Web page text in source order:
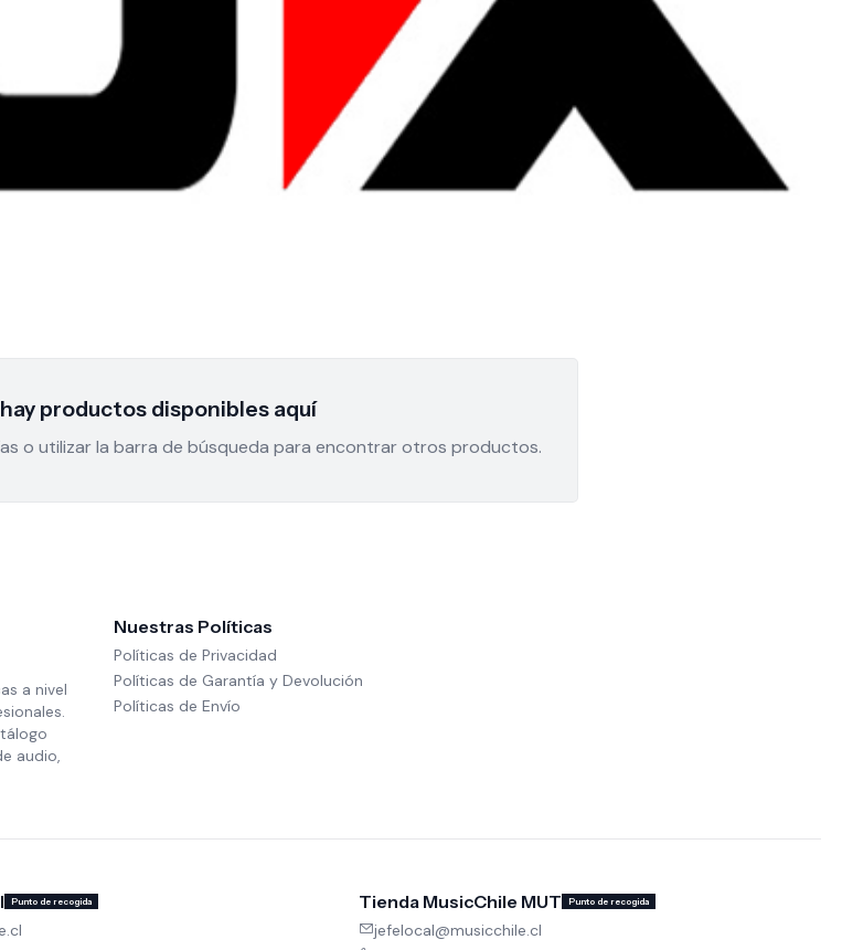
productos disponibles aquí
o utilizar la barra de búsqueda para encontrar otros productos.
a nivel
audio,
Nuestras Políticas
Políticas de Privacidad
Políticas de Garantía y Devolución
Políticas de Envío
Punto de recogida Tienda MusicChile MUT Punto de recogida
jefelocal@musicchile.cl